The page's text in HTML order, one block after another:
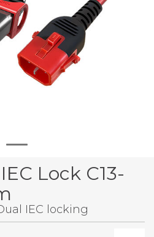
Lock C13-
IEC locking